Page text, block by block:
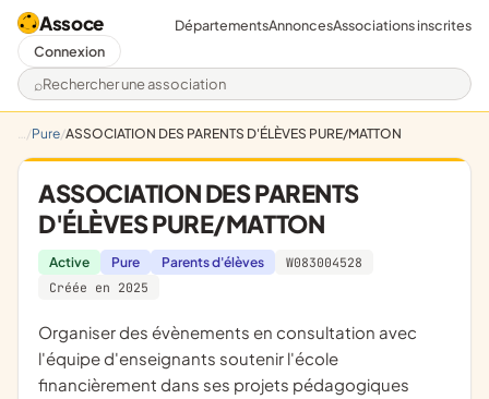
Assoce
Rechercher une association
DépartementsAnnoncesAssociations inscrites
Connexion
Pure ASSOCIATION DES PARENTS D'ÉLÈVES PURE/MATTON
ASSOCIATION DES PARENTS
D'ÉLÈVES PURE/MATTON
Active Pure Parents d'élèves
W083004528
Créée en 2025
organiser des évènements en consultation avec
l'équipe d'enseignants soutenir l'école
financièrement dans ses projets pédagogiques